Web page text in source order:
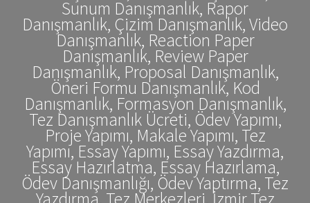
Sunum Danışmanlık, Rapor
Danışmanlık, Çizim Danışmanlık, Video
Danışmanlık, Reaction Paper
Danışmanlık, Review Paper
Danışmanlık, Proposal Danışmanlık,
Öneri Formu Danışmanlık, Kod
Danışmanlık, Formasyon Danışmanlık,
Tez Danışmanlık Ücreti, Ödev Yapımı,
Proje Yapımı, Makale Yapımı, Tez
Yapımı, Essay Yapımı, Essay Yazdırma,
Essay Hazırlatma, Essay Hazırlama,
Ödev Danışmanlığı, Ödev Yaptırma, Tez